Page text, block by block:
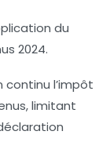
du
2024.
l’impôt
limitant